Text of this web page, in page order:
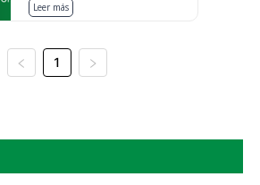
Leer más
1